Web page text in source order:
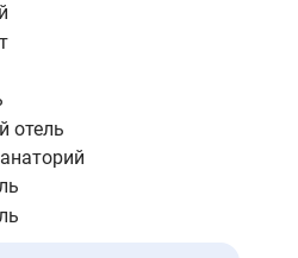
отель